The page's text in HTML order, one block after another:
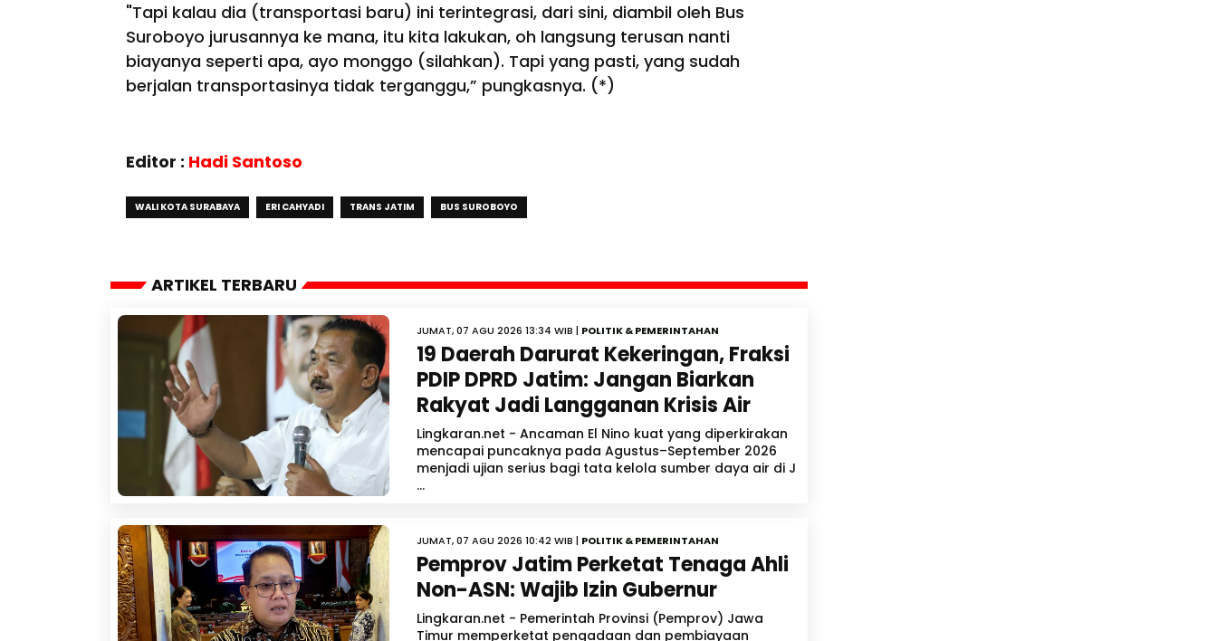
"Tapi kalau dia (transportasi baru) ini terintegrasi, dari sini, diambil oleh Bus
Suroboyo jurusannya ke mana, itu kita lakukan, oh langsung terusan nanti
biayanya seperti apa, ayo monggo (silahkan). Tapi yang pasti, yang sudah
berjalan transportasinya tidak terganggu,” pungkasnya. (*)
Editor : Hadi Santoso
WALI KOTA SURABAYA ERI CAHYADI TRANS JATIM BUS SUROBOYO
ARTIKEL TERBARU
JUMAT, 07 AGU 2026 13:34 WIB | POLITIK & PEMERINTAHAN
19 Daerah Darurat Kekeringan, Fraksi
PDIP DPRD Jatim: Jangan Biarkan
Rakyat Jadi Langganan Krisis Air
Lingkaran.net - Ancaman El Nino kuat yang diperkirakan
mencapai puncaknya pada Agustus–September 2026
menjadi ujian serius bagi tata kelola sumber daya air di J
...
JUMAT, 07 AGU 2026 10:42 WIB | POLITIK & PEMERINTAHAN
Pemprov Jatim Perketat Tenaga Ahli
Non-ASN: Wajib Izin Gubernur
Lingkaran.net - Pemerintah Provinsi (Pemprov) Jawa
Timur memperketat pengadaan dan pembiayaan